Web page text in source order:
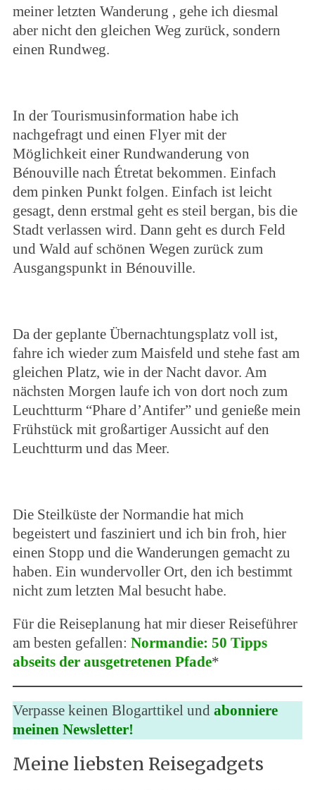
meiner letzten Wanderung , gehe ich diesmal
aber nicht den gleichen Weg zurück, sondern
einen Rundweg.
In der Tourismusinformation habe ich
nachgefragt und einen Flyer mit der
Möglichkeit einer Rundwanderung von
Bénouville nach Étretat bekommen. Einfach
dem pinken Punkt folgen. Einfach ist leicht
gesagt, denn erstmal geht es steil bergan, bis die
Stadt verlassen wird. Dann geht es durch Feld
und Wald auf schönen Wegen zurück zum
Ausgangspunkt in Bénouville.
Da der geplante Übernachtungsplatz voll ist,
fahre ich wieder zum Maisfeld und stehe fast am
gleichen Platz, wie in der Nacht davor. Am
nächsten Morgen laufe ich von dort noch zum
Leuchtturm “Phare d’Antifer” und genieße mein
Frühstück mit großartiger Aussicht auf den
Leuchtturm und das Meer.
Die Steilküste der Normandie hat mich
begeistert und fasziniert und ich bin froh, hier
einen Stopp und die Wanderungen gemacht zu
haben. Ein wundervoller Ort, den ich bestimmt
nicht zum letzten Mal besucht habe.
Für die Reiseplanung hat mir dieser Reiseführer
am besten gefallen: Normandie: 50 Tipps
abseits der ausgetretenen Pfade*
Verpasse keinen Blogarttikel und abonniere
meinen Newsletter!
Meine liebsten Reisegadgets